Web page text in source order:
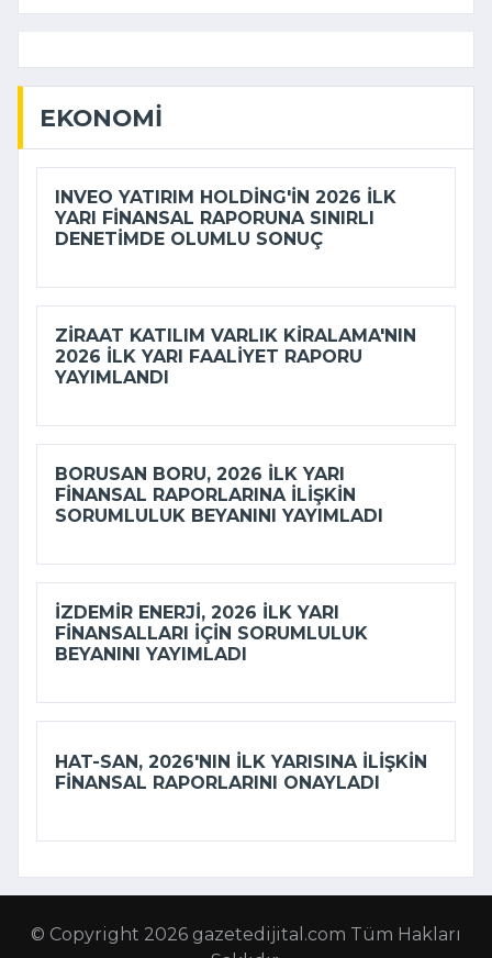
EKONOMI
INVEO YATIRIM HOLDING'IN 2026 ILK
YARI FINANSAL RAPORUNA SINIRLI
DENETIMDE OLUMLU SONUÇ
ZIRAAT KATILIM VARLIK KIRALAMA'NIN
2026 ILK YARI FAALIYET RAPORU
YAYIMLANDI
BORUSAN BORU, 2026 ILK YARI
FINANSAL RAPORLARINA ILIŞKIN
SORUMLULUK BEYANINI YAYIMLADI
İZDEMİR ENERJI, 2026 ILK YARI
FINANSALLARI IÇIN SORUMLULUK
BEYANINI YAYIMLADI
HAT-SAN, 2026'NIN ILK YARISINA ILIŞKIN
FINANSAL RAPORLARINI ONAYLADI
© Copyright 2026 gazetedijital.com Tüm Hakları